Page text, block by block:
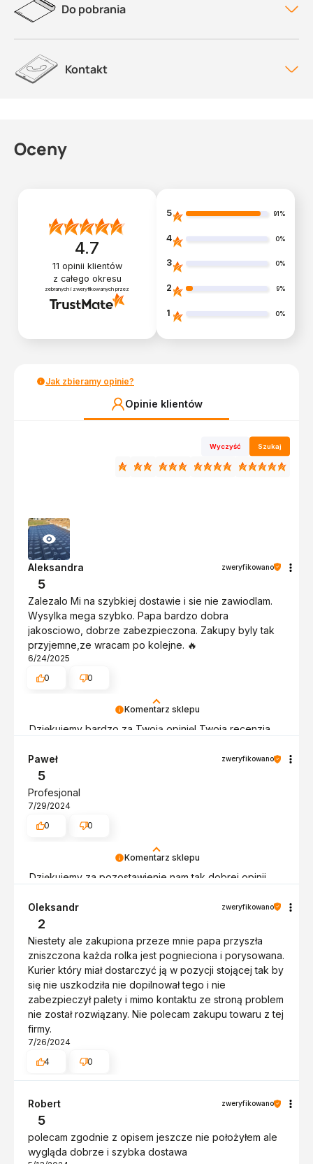
Do pobrania
Kontakt
Oceny
4.7
11 opinii klientów
z całego okresu
zebranych i zweryfikowanych przez
5 91%
4 0%
3 0%
2 9%
1 0%
Jak zbieramy opinie?
Opinie klientów
Wyczyść Szukaj
Komentarz sklepu
Dziękujemy bardzo za Twoją opinię! Twoja recenzja
na właściwym torze :) Z pozdrowieniami, obsługa
sklepu.
Aleksandra zweryfikowano
5
Zalezalo Mi na szybkiej dostawie i sie nie zawiodlam.
Wysylka mega szybko. Papa bardzo dobra
jakosciowo, dobrze zabezpieczona. Zakupy byly tak
przyjemne,ze wracam po kolejne. 🔥
6/24/2025
0
0
Komentarz sklepu
Dziękujemy za pozostawienie nam tak dobrej opinii.
recenzja potwierdza nasze wysiłki - dziękujemy raz
jeszcze - do szybkiego zobaczenia!
Paweł zweryfikowano
5
Profesjonal
7/29/2024
0
0
Oleksandr zweryfikowano
2
Niestety ale zakupiona przeze mnie papa przyszła
zniszczona każda rolka jest pognieciona i porysowana.
Kurier który miał dostarczyć ją w pozycji stojącej tak by
się nie uszkodziła nie dopilnował tego i nie
zabezpieczył palety i mimo kontaktu ze stroną problem
nie został rozwiązany. Nie polecam zakupu towaru z tej
firmy.
7/26/2024
4
0
Robert zweryfikowano
5
polecam zgodnie z opisem jeszcze nie położyłem ale
wygląda dobrze i szybka dostawa